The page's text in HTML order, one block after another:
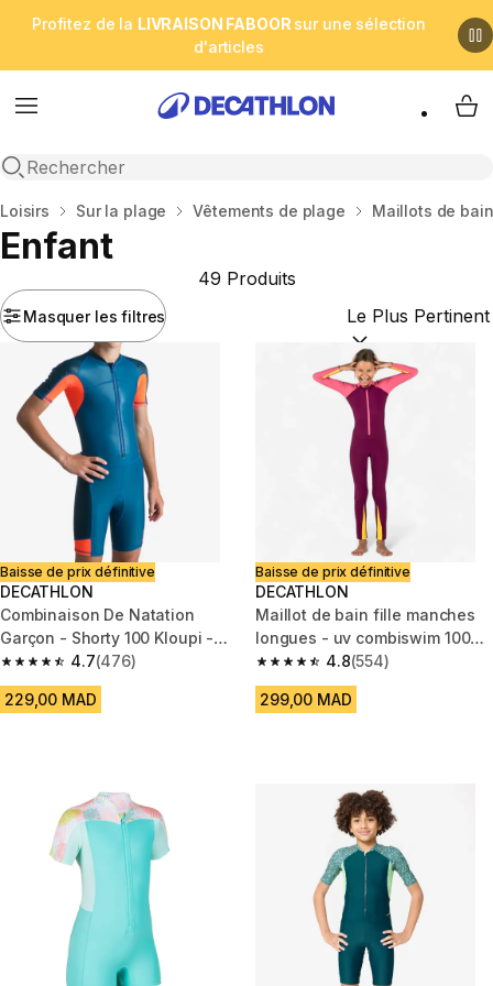
Profitez de la LIVRAISON FABOOR sur une sélection
d'articles
Menu
Open search
My
Accueil
Loisirs Sur la plage Vêtements de plage Maillots de
Enfant
Masquer les filtres
49 Produits
Trier par :
Baisse de prix définitive
DECATHLON
Combinaison De Natation
Garçon - Shorty 100 Kloupi -
Bleu Rouge4.7
4.7 out of 5 stars from 476 reviews
(476)
229,00 MAD
Baisse de prix définitive
DECATHLON
Maillot de bain fille manches
longues - uv combiswim 100
rose violet4.8
4.8 out of 5 stars from 554
(554)
299,00 MAD